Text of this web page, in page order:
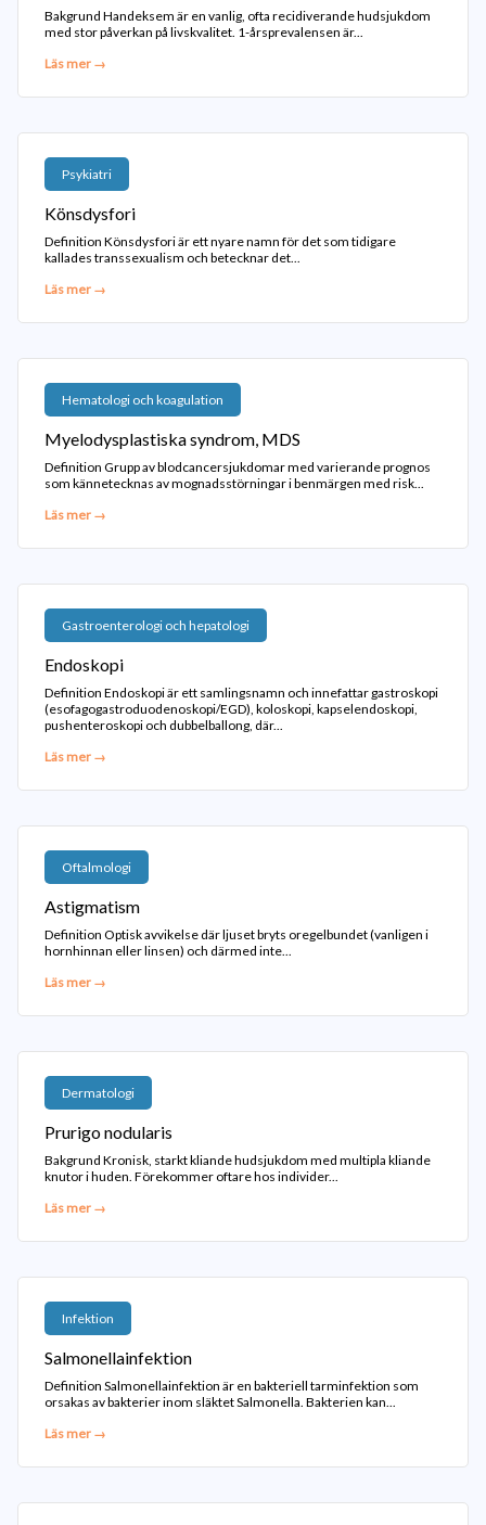
Bakgrund Handeksem är en vanlig, ofta recidiverande hudsjukdom
med stor påverkan på livskvalitet. 1-årsprevalensen är...
Läs mer →
Psykiatri
Könsdysfori
Definition Könsdysfori är ett nyare namn för det som tidigare
kallades transsexualism och betecknar det...
Läs mer →
Hematologi och koagulation
Myelodysplastiska syndrom, MDS
Definition Grupp av blodcancersjukdomar med varierande prognos
som kännetecknas av mognadsstörningar i benmärgen med risk...
Läs mer →
Gastroenterologi och hepatologi
Endoskopi
Definition Endoskopi är ett samlingsnamn och innefattar gastroskopi
(esofagogastroduodenoskopi/EGD), koloskopi, kapselendoskopi,
pushenteroskopi och dubbelballong, där...
Läs mer →
Oftalmologi
Astigmatism
Definition Optisk avvikelse där ljuset bryts oregelbundet (vanligen i
hornhinnan eller linsen) och därmed inte...
Läs mer →
Dermatologi
Prurigo nodularis
Bakgrund Kronisk, starkt kliande hudsjukdom med multipla kliande
knutor i huden. Förekommer oftare hos individer...
Läs mer →
Infektion
Salmonellainfektion
Definition Salmonellainfektion är en bakteriell tarminfektion som
orsakas av bakterier inom släktet Salmonella. Bakterien kan...
Läs mer →